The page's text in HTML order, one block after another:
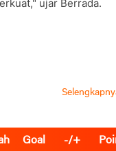
ujar Berrada.